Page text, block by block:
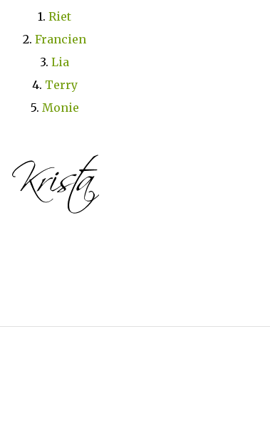
1. Riet
2. Francien
3. Lia
4. Terry
5. Monie